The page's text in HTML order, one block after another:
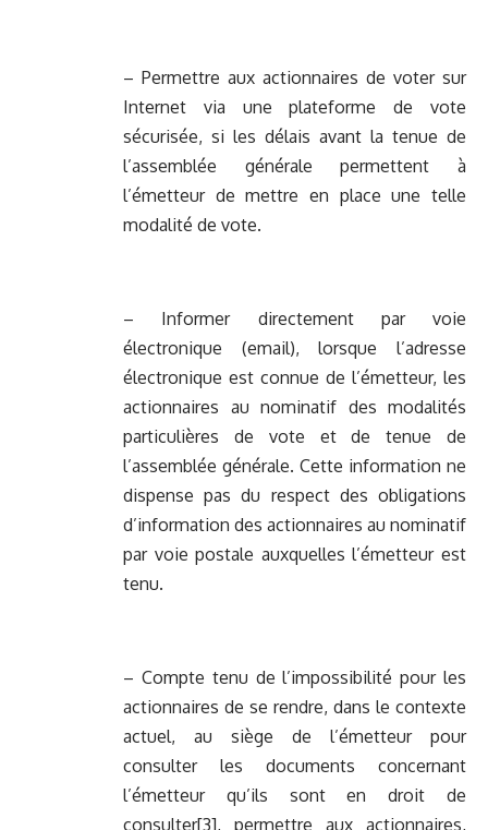
– Permettre aux actionnaires de voter sur
Internet via une plateforme de vote
sécurisée, si les délais avant la tenue de
l’assemblée générale permettent à
l’émetteur de mettre en place une telle
modalité de vote.
– Informer directement par voie
électronique (email), lorsque l’adresse
électronique est connue de l’émetteur, les
actionnaires au nominatif des modalités
particulières de vote et de tenue de
l’assemblée générale. Cette information ne
dispense pas du respect des obligations
d’information des actionnaires au nominatif
par voie postale auxquelles l’émetteur est
tenu.
– Compte tenu de l’impossibilité pour les
actionnaires de se rendre, dans le contexte
actuel, au siège de l’émetteur pour
consulter les documents concernant
l’émetteur qu’ils sont en droit de
consulter[3], permettre aux actionnaires,